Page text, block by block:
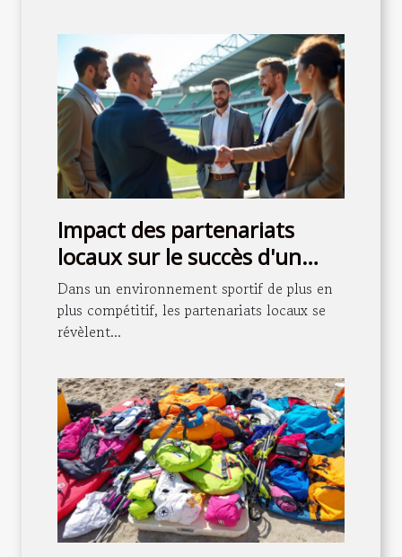
Impact des partenariats
locaux sur le succès d'un
club de football
Dans un environnement sportif de plus en
plus compétitif, les partenariats locaux se
révèlent...